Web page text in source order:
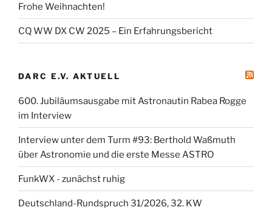
Frohe Weihnachten!
CQ WW DX CW 2025 – Ein Erfahrungsbericht
DARC E.V. AKTUELL
600. Jubiläumsausgabe mit Astronautin Rabea Rogge
im Interview
Interview unter dem Turm #93: Berthold Waßmuth
über Astronomie und die erste Messe ASTRO
FunkWX - zunächst ruhig
Deutschland-Rundspruch 31/2026, 32. KW